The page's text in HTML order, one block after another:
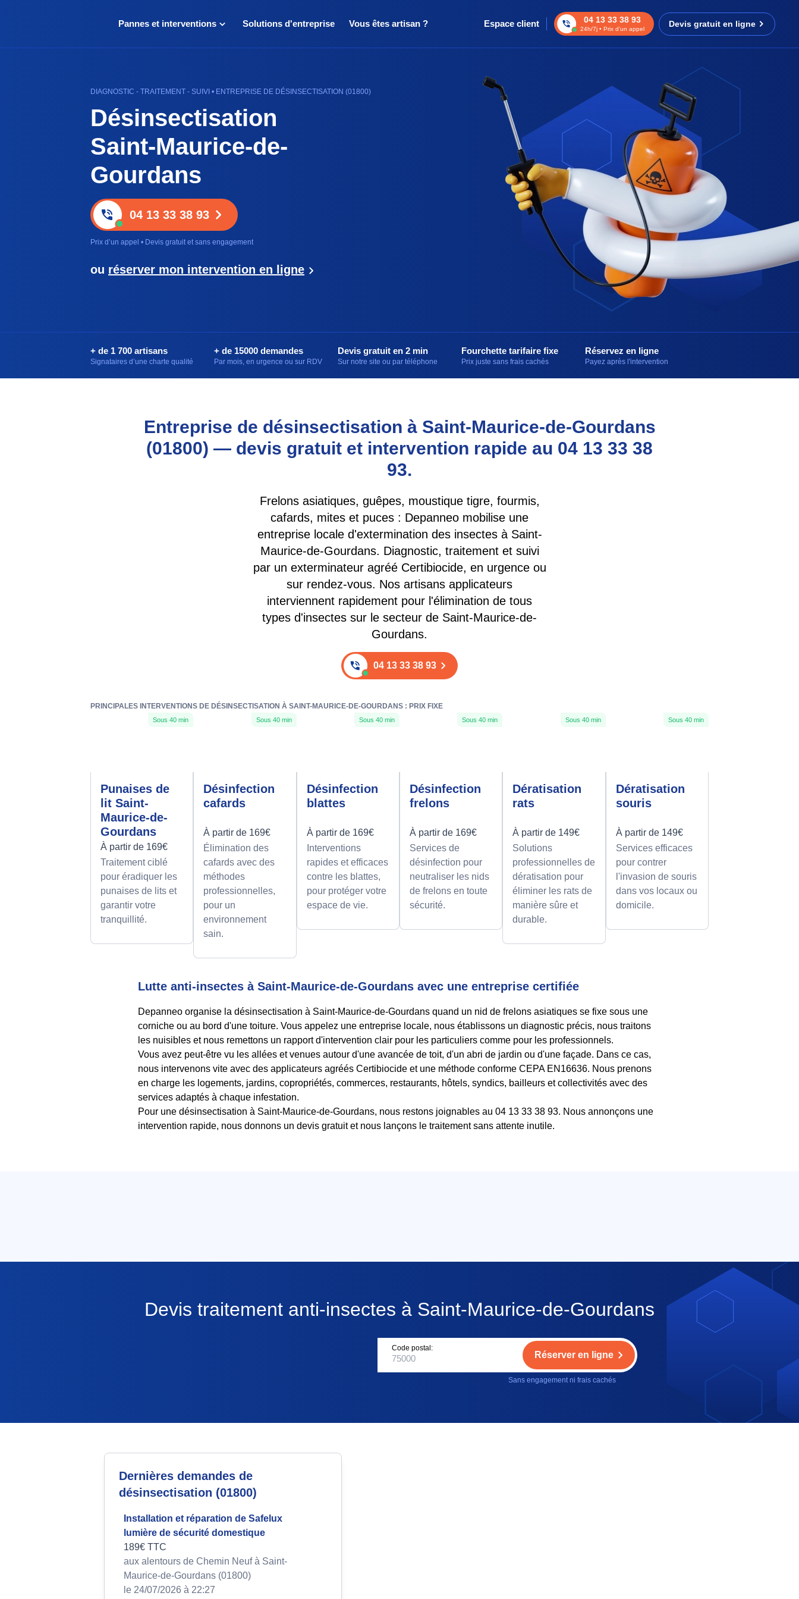
Pannes et interventions Solutions d'entreprise Vous êtes artisan ? Espace client 04 13 33 38 93
24h/7j • Prix d’un appel
Devis gratuit en ligne
DIAGNOSTIC - TRAITEMENT - SUIVI • ENTREPRISE DE DÉSINSECTISATION (01800)
Désinsectisation
Saint-Maurice-de-
Gourdans
04 13 33 38 93
Prix d’un appel • Devis gratuit et sans engagement
ou réserver mon intervention en ligne
+ de 1 700 artisans
Signataires d’une charte qualité
+ de 15000 demandes
Par mois, en urgence ou sur RDV
Devis gratuit en 2 min
Sur notre site ou par téléphone
Fourchette tarifaire fixe
Prix juste sans frais cachés
Réservez en ligne
Payez après l'intervention
Entreprise de désinsectisation à Saint-Maurice-de-Gourdans
(01800) — devis gratuit et intervention rapide au 04 13 33 38
93.
Frelons asiatiques, guêpes, moustique tigre, fourmis,
cafards, mites et puces : Depanneo mobilise une
entreprise locale d'extermination des insectes à Saint-
Maurice-de-Gourdans. Diagnostic, traitement et suivi
par un exterminateur agréé Certibiocide, en urgence ou
sur rendez-vous. Nos artisans applicateurs
interviennent rapidement pour l'élimination de tous
types d'insectes sur le secteur de Saint-Maurice-de-
Gourdans.
04 13 33 38 93
PRINCIPALES INTERVENTIONS DE DÉSINSECTISATION À SAINT-MAURICE-DE-GOURDANS : PRIX FIXE
Sous 40 min
Punaises de
lit Saint-
Maurice-de-
Gourdans
À partir de 169€
Traitement ciblé
pour éradiquer les
punaises de lits et
garantir votre
tranquillité.
Sous 40 min
Désinfection
cafards
À partir de 169€
Élimination des
cafards avec des
méthodes
professionnelles,
pour un
environnement
sain.
Sous 40 min
Désinfection
blattes
À partir de 169€
Interventions
rapides et efficaces
contre les blattes,
pour protéger votre
espace de vie.
Sous 40 min
Désinfection
frelons
À partir de 169€
Services de
désinfection pour
neutraliser les nids
de frelons en toute
sécurité.
Sous 40 min
Dératisation
rats
À partir de 149€
Solutions
professionnelles de
dératisation pour
éliminer les rats de
manière sûre et
durable.
Sous 40 min
Dératisation
souris
À partir de 149€
Services efficaces
pour contrer
l'invasion de souris
dans vos locaux ou
domicile.
Lutte anti-insectes à Saint-Maurice-de-Gourdans avec une entreprise certifiée
Depanneo organise la désinsectisation à Saint-Maurice-de-Gourdans quand un nid de frelons asiatiques se fixe sous une
corniche ou au bord d'une toiture. Vous appelez une entreprise locale, nous établissons un diagnostic précis, nous traitons
les nuisibles et nous remettons un rapport d'intervention clair pour les particuliers comme pour les professionnels.
Vous avez peut-être vu les allées et venues autour d'une avancée de toit, d'un abri de jardin ou d'une façade. Dans ce cas,
nous intervenons vite avec des applicateurs agréés Certibiocide et une méthode conforme CEPA EN16636. Nous prenons
en charge les logements, jardins, copropriétés, commerces, restaurants, hôtels, syndics, bailleurs et collectivités avec des
services adaptés à chaque infestation.
Pour une désinsectisation à Saint-Maurice-de-Gourdans, nous restons joignables au 04 13 33 38 93. Nous annonçons une
intervention rapide, nous donnons un devis gratuit et nous lançons le traitement sans attente inutile.
Devis traitement anti-insectes à Saint-Maurice-de-Gourdans
Code postal:
Réserver en ligne
Sans engagement ni frais cachés
Dernières demandes de
désinsectisation (01800)
Installation et réparation de Safelux
lumière de sécurité domestique
189€ TTC
aux alentours de Chemin Neuf à Saint-
Maurice-de-Gourdans (01800)
le 24/07/2026 à 22:27